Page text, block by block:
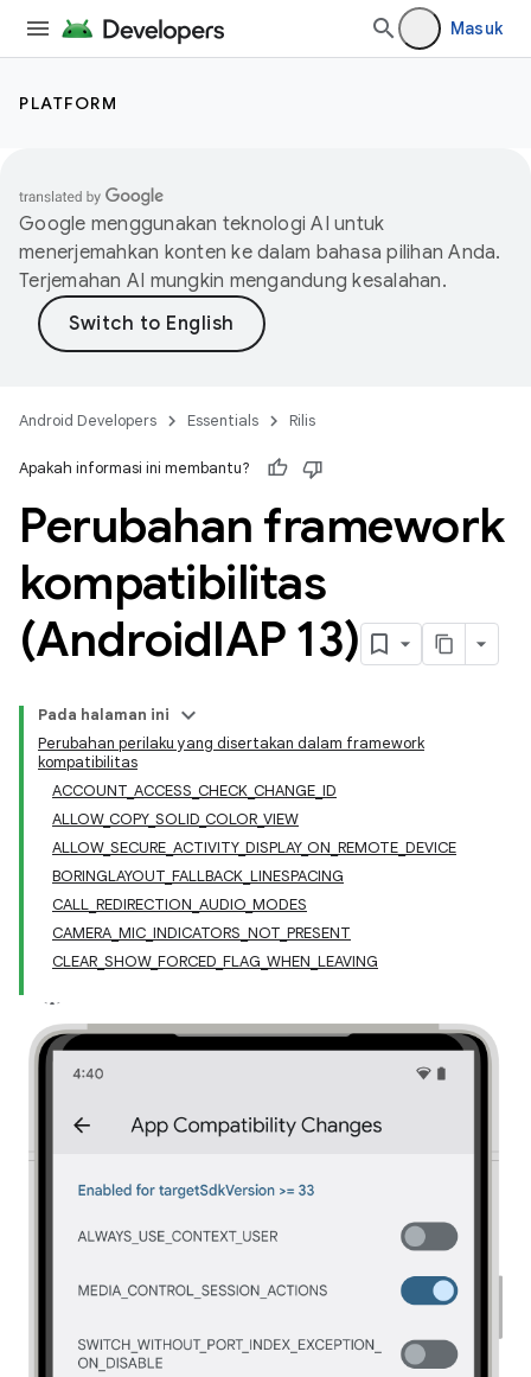
Masuk
PLATFORM
Google menggunakan teknologi AI untuk
menerjemahkan konten ke dalam bahasa pilihan Anda.
Terjemahan AI mungkin mengandung kesalahan.
Android Developers Essentials Rilis
Apakah informasi ini membantu?
Perubahan framework
kompatibilitas
(AndroidIAP 13)
Pada halaman ini
Perubahan perilaku yang disertakan dalam framework
kompatibilitas
ACCOUNT_ACCESS_CHECK_CHANGE_ID
ALLOW_COPY_SOLID_COLOR_VIEW
ALLOW_SECURE_ACTIVITY_DISPLAY_ON_REMOTE_DEVICE
BORINGLAYOUT_FALLBACK_LINESPACING
CALL_REDIRECTION_AUDIO_MODES
CAMERA_MIC_INDICATORS_NOT_PRESENT
CLEAR_SHOW_FORCED_FLAG_WHEN_LEAVING